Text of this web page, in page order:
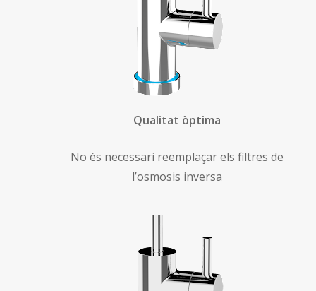
Qualitat òptima
No és necessari reemplaçar els filtres de
l’osmosis inversa